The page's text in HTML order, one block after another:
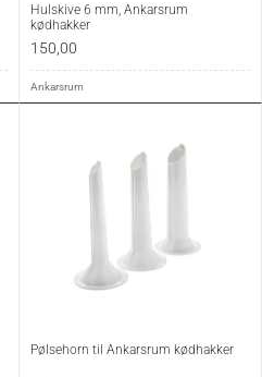
Hulskive 6 mm, Ankarsrum
kødhakker
150,00
Ankarsrum
Pølsehorn til Ankarsrum kødhakker